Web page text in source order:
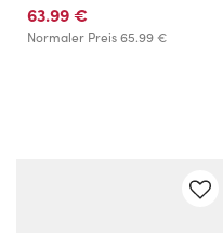
63.99 €
Normaler Preis65.99 €